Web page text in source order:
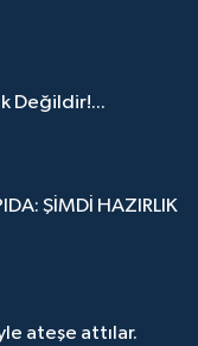
Değildir!...
ŞİMDİ HAZIRLIK
ateşe attılar.